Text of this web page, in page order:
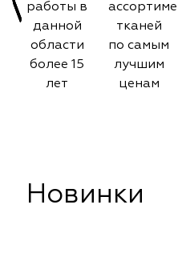
работы в
данной
области
более 15
лет
тканей
по самым
лучшим
ценам
Новинки